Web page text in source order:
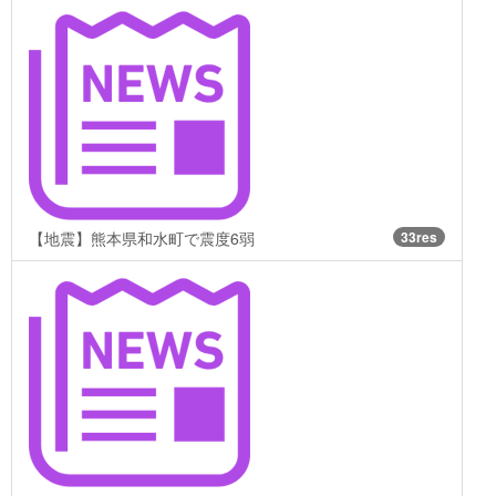
【地震】熊本県和水町で震度6弱 33res